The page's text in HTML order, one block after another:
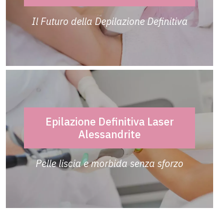
Il Futuro della Depilazione Definitiva
Epilazione Definitiva Laser
Alessandrite
Pelle liscia e morbida senza sforzo